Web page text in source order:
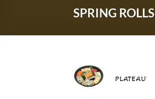
SPRING ROLLS
PLATEAU